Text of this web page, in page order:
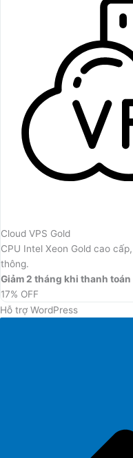
Cloud VPS Gold
CPU Intel Xeon Gold cao
thông.
Giảm 2 tháng khi thanh toán
17% OFF
Hỗ trợ WordPress